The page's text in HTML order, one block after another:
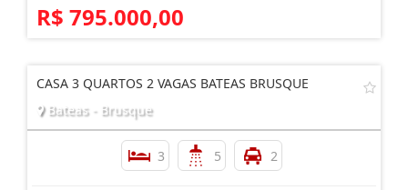
R$ 795.000,00
CASA 3 QUARTOS 2 VAGAS BATEAS BRUSQUE
Bateas - Brusque
3 5 2